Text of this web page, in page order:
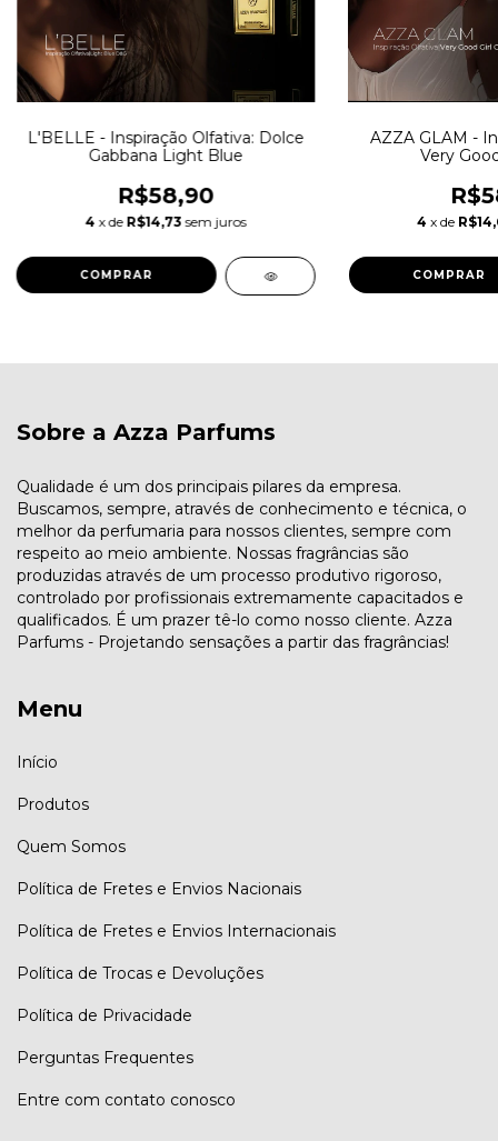
L'BELLE - Inspiração Olfativa: Dolce
Gabbana Light Blue
R$58,90
4 x de R$14,73 sem juros
COMPRAR
AZZA GLAM -
Very
4 x de
COMPRAR
Sobre a Azza Parfums
Qualidade é um dos principais pilares da empresa.
Buscamos, sempre, através de conhecimento e técnica, o
melhor da perfumaria para nossos clientes, sempre com
respeito ao meio ambiente. Nossas fragrâncias são
produzidas através de um processo produtivo rigoroso,
controlado por profissionais extremamente capacitados e
qualificados. É um prazer tê-lo como nosso cliente. Azza
Parfums - Projetando sensações a partir das fragrâncias!
Menu
Início
Produtos
Quem Somos
Política de Fretes e Envios Nacionais
Política de Fretes e Envios Internacionais
Política de Trocas e Devoluções
Política de Privacidade
Perguntas Frequentes
Entre com contato conosco